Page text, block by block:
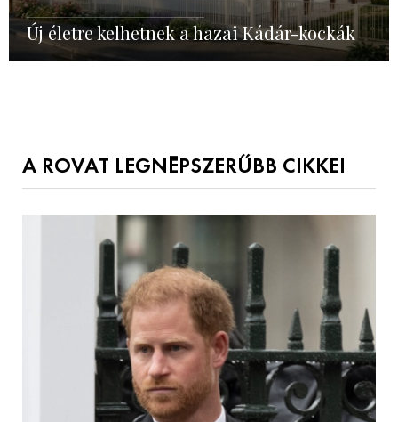
Új életre kelhetnek a hazai Kádár-kockák
A ROVAT LEGNÉPSZERŰBB CIKKEI